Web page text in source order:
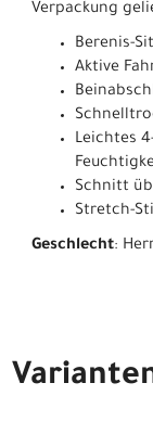
Verpackung
Berenis-
Aktive
Leichtes
Schnitt
Stretch-
Geschlecht: